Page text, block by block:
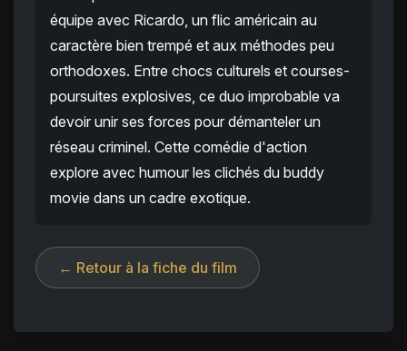
équipe avec Ricardo, un flic américain au
caractère bien trempé et aux méthodes peu
orthodoxes. Entre chocs culturels et courses-
poursuites explosives, ce duo improbable va
devoir unir ses forces pour démanteler un
réseau criminel. Cette comédie d'action
explore avec humour les clichés du buddy
movie dans un cadre exotique.
← Retour à la fiche du film